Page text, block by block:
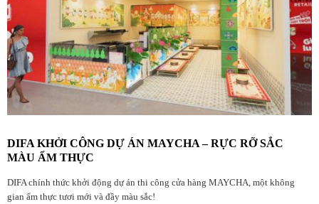
DIFA KHỞI CÔNG DỰ ÁN MAYCHA – RỰC RỠ SẮC
MÀU ẨM THỰC
DIFA chính thức khởi động dự án thi công cửa hàng MAYCHA, một không
gian ẩm thực tươi mới và đầy màu sắc!